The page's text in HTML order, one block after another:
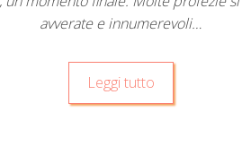
avverate e innumerevoli…
Leggi tutto